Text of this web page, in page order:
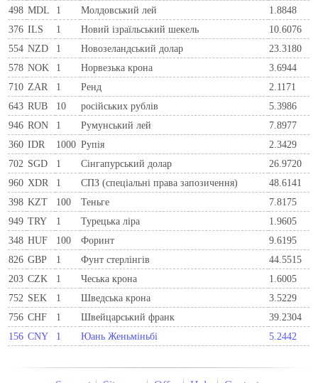
498 MDL 1 Молдовський лей
1.8848
376 ILS 1 Новий ізраїльський шекель
10.6076
554 NZD 1 Новозеландський долар
23.3180
578 NOK 1 Норвезька крона
3.6944
710 ZAR 1 Ренд
2.1171
643 RUB 10 російських рублів
5.3986
946 RON 1 Румунський лей
7.8977
360 IDR 1000 Рупія
2.3429
702 SGD 1 Сінгапурський долар
26.9720
960 XDR 1 СПЗ (спеціальні права запозичення)
48.6141
398 KZT 100 Теньге
7.8175
949 TRY 1 Турецька ліра
1.9605
348 HUF 100 Форинт
9.6195
826 GBP 1 Фунт стерлінгів
44.5515
203 CZK 1 Чеська крона
1.6005
752 SEK 1 Шведська крона
3.5229
756 CHF 1 Швейцарський франк
39.2304
156 CNY 1 Юань Женьміньбі 5.2442